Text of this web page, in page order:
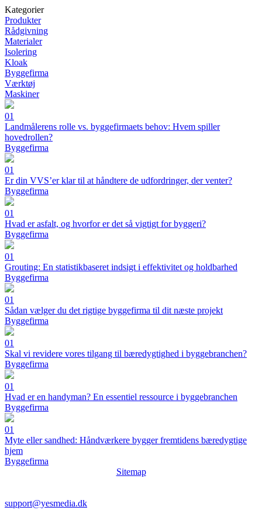
Kategorier
Produkter
Rådgivning
Materialer
Isolering
Kloak
Byggefirma
Værktøj
Maskiner
01
Landmålerens rolle vs. byggefirmaets behov: Hvem spiller
hovedrollen?
Byggefirma
01
Er din VVS’er klar til at håndtere de udfordringer, der venter?
Byggefirma
01
Hvad er asfalt, og hvorfor er det så vigtigt for byggeri?
Byggefirma
01
Grouting: En statistikbaseret indsigt i effektivitet og holdbarhed
Byggefirma
01
Sådan vælger du det rigtige byggefirma til dit næste projekt
Byggefirma
01
Skal vi revidere vores tilgang til bæredygtighed i byggebranchen?
Byggefirma
01
Hvad er en handyman? En essentiel ressource i byggebranchen
Byggefirma
01
Myte eller sandhed: Håndværkere bygger fremtidens bæredygtige
hjem
Byggefirma
Sitemap
support@yesmedia.dk